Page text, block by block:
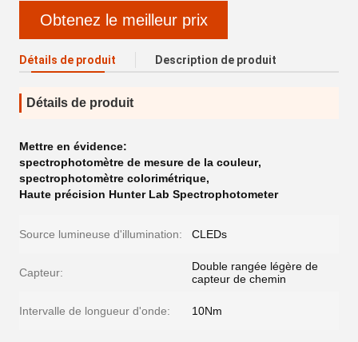
Obtenez le meilleur prix
Détails de produit Description de produit
Détails de produit
Mettre en évidence:
spectrophotomètre de mesure de la couleur,
spectrophotomètre colorimétrique,
Haute précision Hunter Lab Spectrophotometer
Source lumineuse d'illumination: CLEDs
Capteur:
Double rangée légère de
capteur de chemin
Intervalle de longueur d'onde: 10Nm